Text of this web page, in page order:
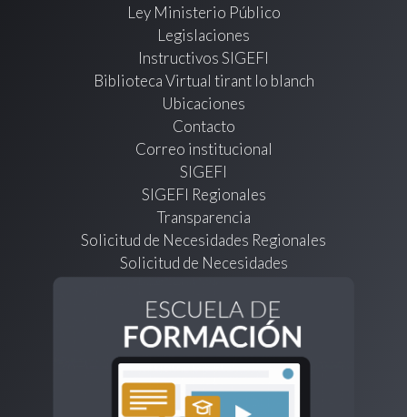
Ley Ministerio Público
Legislaciones
Instructivos SIGEFI
Biblioteca Virtual tirant lo blanch
Ubicaciones
Contacto
Correo institucional
SIGEFI
SIGEFI Regionales
Transparencia
Solicitud de Necesidades Regionales
Solicitud de Necesidades